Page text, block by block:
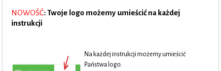
NOWOŚĆ: Twoje logo możemy umieścić na każdej
instrukcji
Na każdej instrukcji możemy umieścić
Państwa logo.